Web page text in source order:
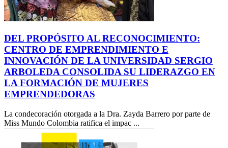
DEL PROPÓSITO AL RECONOCIMIENTO:
CENTRO DE EMPRENDIMIENTO E
INNOVACIÓN DE LA UNIVERSIDAD SERGIO
ARBOLEDA CONSOLIDA SU LIDERAZGO EN
LA FORMACIÓN DE MUJERES
EMPRENDEDORAS
La condecoración otorgada a la Dra. Zayda Barrero por parte de
Miss Mundo Colombia ratifica el impac ...